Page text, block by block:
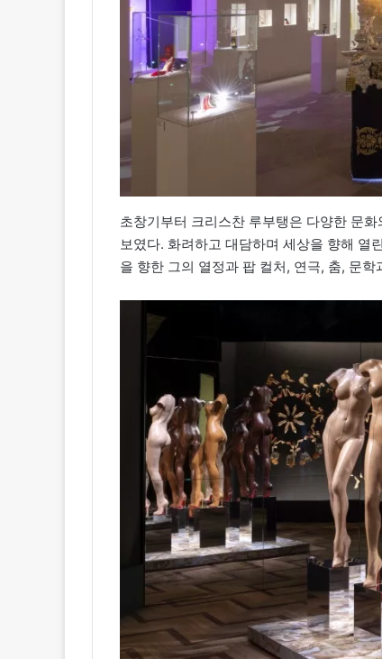
초창기부터 크리스찬 루부탱은 다양한 문
보였다. 화려하고 대담하며 세상을 향해 열
을 향한 그의 열정과 팝 컬처, 연극, 춤, 문